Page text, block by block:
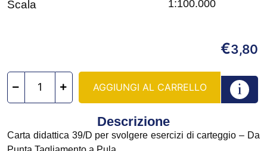
Scala 1:100.000
€3,80
AGGIUNGI AL CARRELLO
Descrizione
Carta didattica 39/D per svolgere esercizi di carteggio – Da